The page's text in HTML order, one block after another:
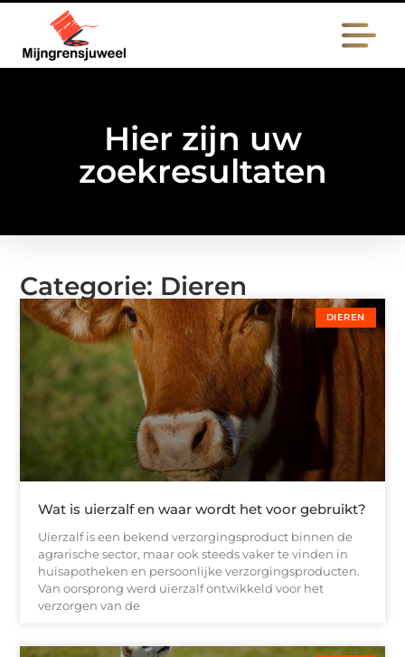
Hier zijn uw
zoekresultaten
Categorie: Dieren
DIEREN
Wat is uierzalf en waar wordt het voor gebruikt?
Uierzalf is een bekend verzorgingsproduct binnen de
agrarische sector, maar ook steeds vaker te vinden in
huisapotheken en persoonlijke verzorgingsproducten.
Van oorsprong werd uierzalf ontwikkeld voor het
verzorgen van de